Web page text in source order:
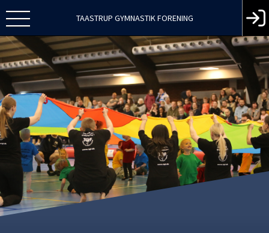
TAASTRUP GYMNASTIK FORENING